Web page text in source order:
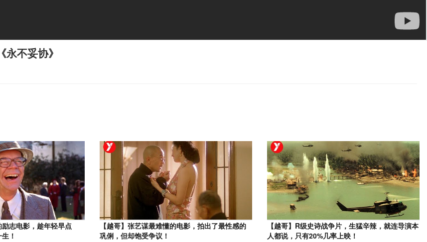
不妥协》
励志电影，趁年轻早点
！
【越哥】张艺谋最难懂的电影，拍出了最性感的
巩俐，但却饱受争议！
【越哥】R级史诗战争片，生猛辛辣，就连导演本
人都说，只有20%几率上映！